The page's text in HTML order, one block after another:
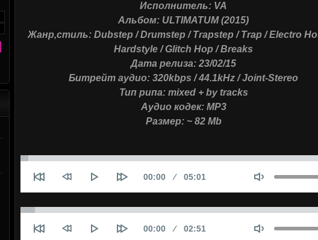
Исполнитель: VA
Альбом: ULTIMATUM (2015)
Жанр,стиль: Dubstep / Drumstep / Trapstep / Trap / Electro
Hardstyle / Glitch Hop / Breaks
Дата релиза: 23/02/15
Битрейт аудио: 320kbps / 44.1kHz / Joint-Stereo
Тип рипа: mixed + by tracks
Аудио кодек: MP3
Размер: ~ 82 Mb
Seek
Текущее
00:00 Продолжительность
05:01
Seek
Текущее
00:00 Продолжительность
02:51